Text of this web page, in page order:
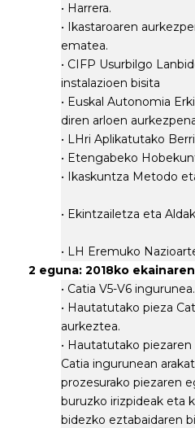
• Harrera.
• Ikastaroaren
ematea.
• CIFP Usurbilgo
instalazioen bisita
• Euskal Autonomia
diren arloen
• LHri Aplikatutako
• Etengabeko
• Ikaskuntza Metodo
• Ekintzailetza eta
• LH Eremuko
2 eguna: 2018ko
• Catia V5-V6
• Hautatutako pieza
aurkeztea.
• Hautatutako
Catia ingurunean
prozesurako piezaren
buruzko irizpideak eta
bidezko eztabaidaren